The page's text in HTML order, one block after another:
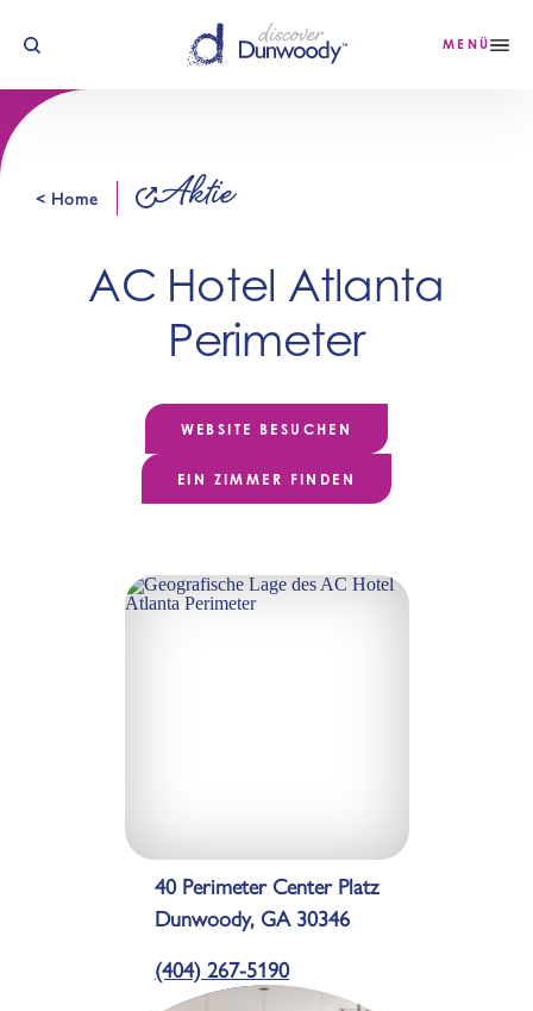
Zum Inhalt springen MENÜ
< Home Aktie
AC Hotel Atlanta
Perimeter
WEBSITE BESUCHEN
EIN ZIMMER FINDEN
40 Perimeter Center Platz
Dunwoody, GA 30346
(404) 267-5190